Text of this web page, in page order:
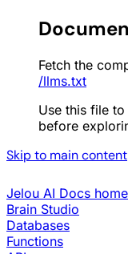
Fetch the
/llms.txt
Use this file
before
Skip to main content
Jelou AI Docs
Brain Studio
Databases
Functions